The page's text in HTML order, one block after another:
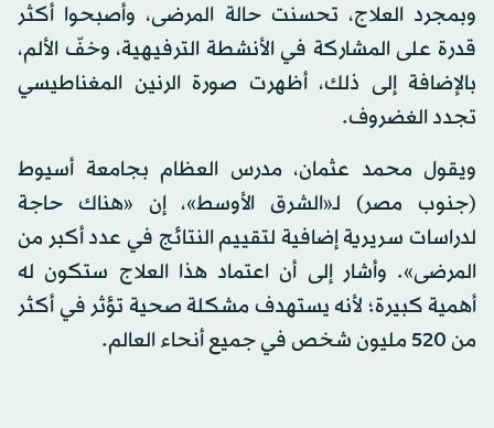
وبمجرد العلاج، تحسنت حالة المرضى، وأصبحوا أكثر
قدرة على المشاركة في الأنشطة الترفيهية، وخفّ الألم،
بالإضافة إلى ذلك، أظهرت صورة الرنين المغناطيسي
تجدد الغضروف.
ويقول محمد عثمان، مدرس العظام بجامعة أسيوط
(جنوب مصر) لـ«الشرق الأوسط»، إن «هناك حاجة
لدراسات سريرية إضافية لتقييم النتائج في عدد أكبر من
المرضى». وأشار إلى أن اعتماد هذا العلاج ستكون له
أهمية كبيرة؛ لأنه يستهدف مشكلة صحية تؤثر في أكثر
من 520 مليون شخص في جميع أنحاء العالم.